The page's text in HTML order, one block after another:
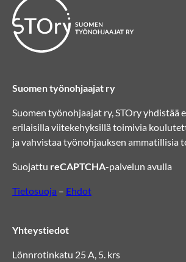
Suomen työnohjaajat ry
Suomen työnohjaajat ry, STOry yhdistää
erilaisilla viitekehyksillä toimivia
ja vahvistaa työnohjauksen ammatillisia
Suojattu reCAPTCHA-palvelun avulla
Tietosuoja – Ehdot
Yhteystiedot
Lönnrotinkatu 25 A, 5. krs